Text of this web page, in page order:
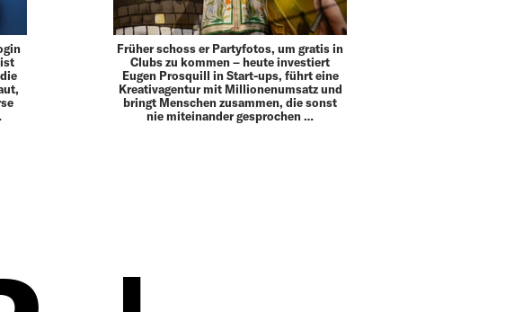
Früher schoss er Partyfotos, um gratis in
Clubs zu kommen – heute investiert
Eugen Prosquill in Start-ups, führt eine
Kreativagentur mit Millionenumsatz und
bringt Menschen zusammen, die sonst
nie miteinander gesprochen …